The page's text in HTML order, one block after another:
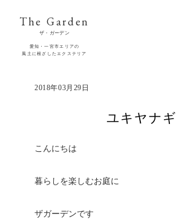
The Garden
ザ・ガーデン
愛知・一宮市エリアの
風土に根ざしたエクステリア
2018年03月29日
ユキヤナギ
こんにちは
暮らしを楽しむお庭に
ザガーデンです